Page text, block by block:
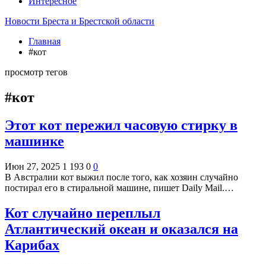
Новости Бреста и Брестской области
Главная
#кот
просмотр тегов
#кот
Этот кот пережил часовую стирку в
машинке
Июн 27, 2025 1 193 0 0
В Австралии кот выжил после того, как хозяин случайно
постирал его в стиральной машине, пишет Daily Mail.…
Кот случайно переплыл
Атлантический океан и оказался на
Карибах